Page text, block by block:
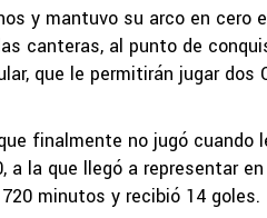
y mantuvo su arco en cero
canteras, al punto de
que le permitirán jugar dos
finalmente no jugó cuando
a la que llegó a representar
minutos y recibió 14 goles.